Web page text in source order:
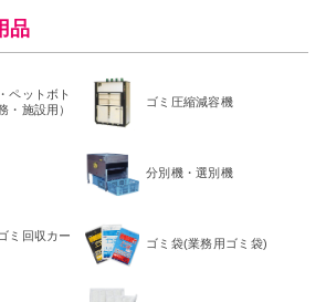
品
ペットボト
・施設用）
ゴミ圧縮減容機
分別機・選別機
ミ回収カー
ゴミ袋(業務用ゴミ袋)